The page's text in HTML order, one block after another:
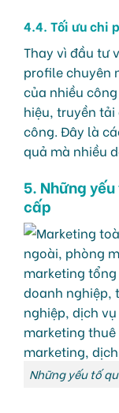
4.4. Tối ưu chi
Thay vì đầu tư
profile chuyên
của nhiều
hiệu, truyền
công. Đây là
quả mà nhiều
5. Những
cấp
Những yếu tố